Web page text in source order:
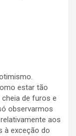
estar tão
de furos e
observarmos
aos
à exceção do